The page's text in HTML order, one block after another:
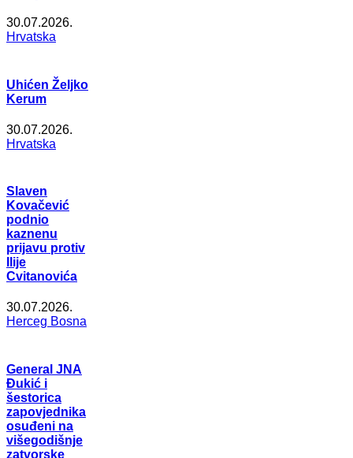
30.07.2026.
Hrvatska
Uhićen Željko
Kerum
30.07.2026.
Hrvatska
Slaven
Kovačević
podnio
kaznenu
prijavu protiv
Ilije
Cvitanovića
30.07.2026.
Herceg Bosna
General JNA
Đukić i
šestorica
zapovjednika
osuđeni na
višegodišnje
zatvorske